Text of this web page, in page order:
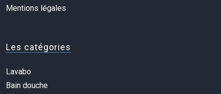
Mentions légales
Les catégories
Lavabo
Bain douche